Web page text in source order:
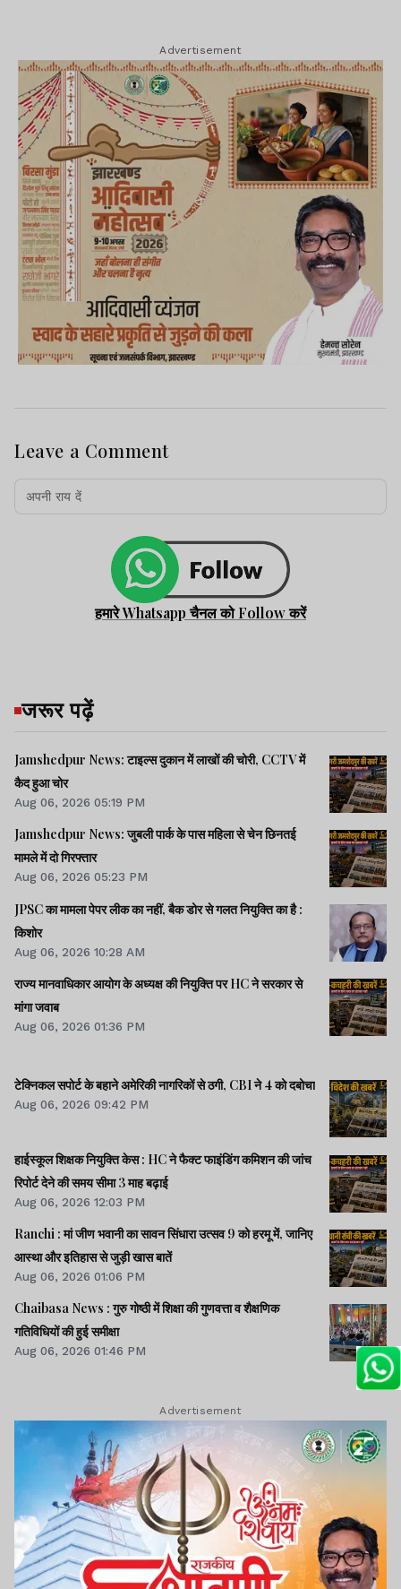
Advertisement
Leave a Comment
हमारे Whatsapp चैनल को Follow करें
जरूर पढ़ें
Jamshedpur News: टाइल्स दुकान में लाखों की चोरी, CCTV में
कैद हुआ चोर
Aug 06, 2026 05:19 PM
Jamshedpur News: जुबली पार्क के पास महिला से चेन छिनतई
मामले में दो गिरफ्तार
Aug 06, 2026 05:23 PM
JPSC का मामला पेपर लीक का नहीं, बैक डोर से गलत नियुक्ति का है :
किशोर
Aug 06, 2026 10:28 AM
राज्य मानवाधिकार आयोग के अध्यक्ष की नियुक्ति पर HC ने सरकार से
मांगा जवाब
Aug 06, 2026 01:36 PM
टेक्निकल सपोर्ट के बहाने अमेरिकी नागरिकों से ठगी, CBI ने 4 को दबोचा
Aug 06, 2026 09:42 PM
हाईस्कूल शिक्षक नियुक्ति केस : HC ने फैक्ट फाइंडिंग कमिशन की जांच
रिपोर्ट देने की समय सीमा 3 माह बढ़ाई
Aug 06, 2026 12:03 PM
Ranchi : मां जीण भवानी का सावन सिंधारा उत्सव 9 को हरमू में, जानिए
आस्था और इतिहास से जुड़ी खास बातें
Aug 06, 2026 01:06 PM
Chaibasa News : गुरु गोष्ठी में शिक्षा की गुणवत्ता व शैक्षणिक
गतिविधियों की हुई समीक्षा
Aug 06, 2026 01:46 PM
Advertisement